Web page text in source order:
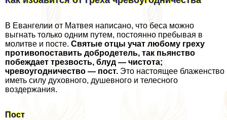
В Евангелии от Матвея написано, что беса можно
выгнать только одним путем, постоянно пребывая в
молитве и посте. Святые отцы учат любому греху
противопоставить добродетель, так пьянство
побеждает трезвость, блyд — чистота;
чревоугодничество — пост. Это настоящее блаженство
иметь силу духовного, душевного и телесного
воздержания.
Пост